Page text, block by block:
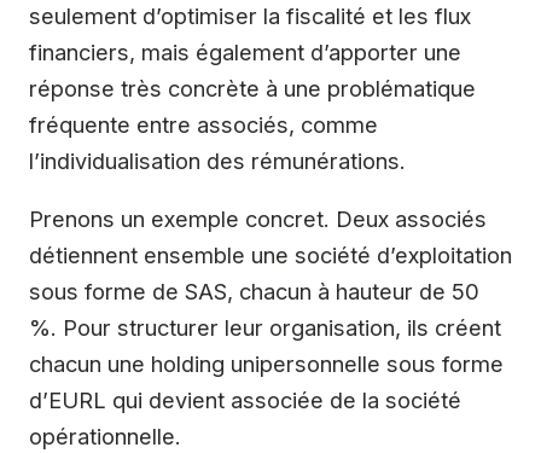
seulement d’optimiser la fiscalité et les flux
financiers, mais également d’apporter une
réponse très concrète à une problématique
fréquente entre associés, comme
l’individualisation des rémunérations.
Prenons un exemple concret. Deux associés
détiennent ensemble une société d’exploitation
sous forme de SAS, chacun à hauteur de 50
%. Pour structurer leur organisation, ils créent
chacun une holding unipersonnelle sous forme
d’EURL qui devient associée de la société
opérationnelle.